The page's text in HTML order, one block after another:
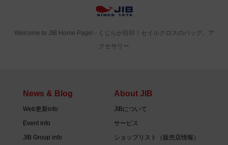
Welcome to JIB Home Page! ‐ くじらが目印！セイルクロスのバッグ、ア
クセサリー
News & Blog
Web更新info
Event info
JIB Group info
About JIB
JIBについて
サービス
ショップリスト（販売店情報）